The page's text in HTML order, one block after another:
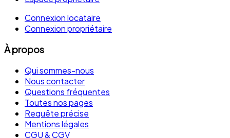
Connexion locataire
Connexion propriétaire
À propos
Qui sommes-nous
Nous contacter
Questions fréquentes
Toutes nos pages
Requête précise
Mentions légales
CGU & CGV